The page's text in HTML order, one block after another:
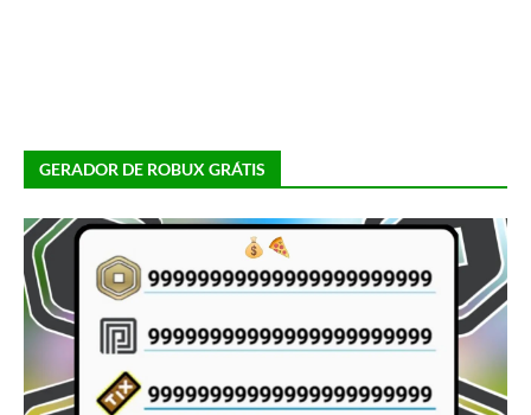
GERADOR DE ROBUX GRÁTIS